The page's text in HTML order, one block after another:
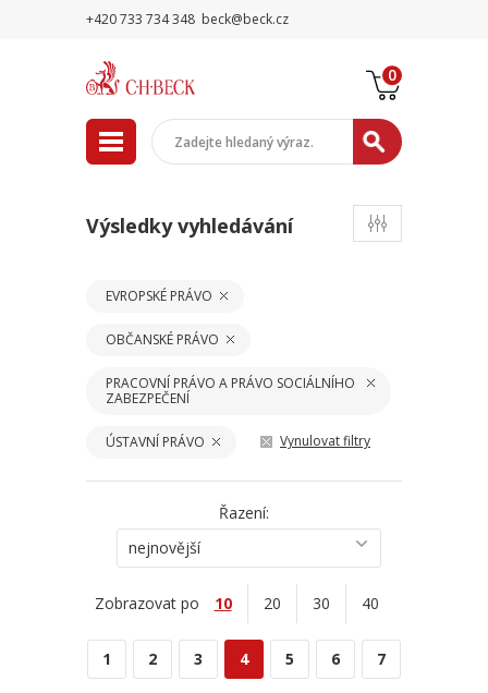
+420 733 734 348 beck@beck.cz
0
Výsledky vyhledávání
EVROPSKÉ PRÁVO
OBČANSKÉ PRÁVO
PRACOVNÍ PRÁVO A PRÁVO SOCIÁLNÍHO
ZABEZPEČENÍ
ÚSTAVNÍ PRÁVO Vynulovat filtry
Řazení:
nejnovější
Zobrazovat po 10 20 30 40
1 2 3 4 5 6 7